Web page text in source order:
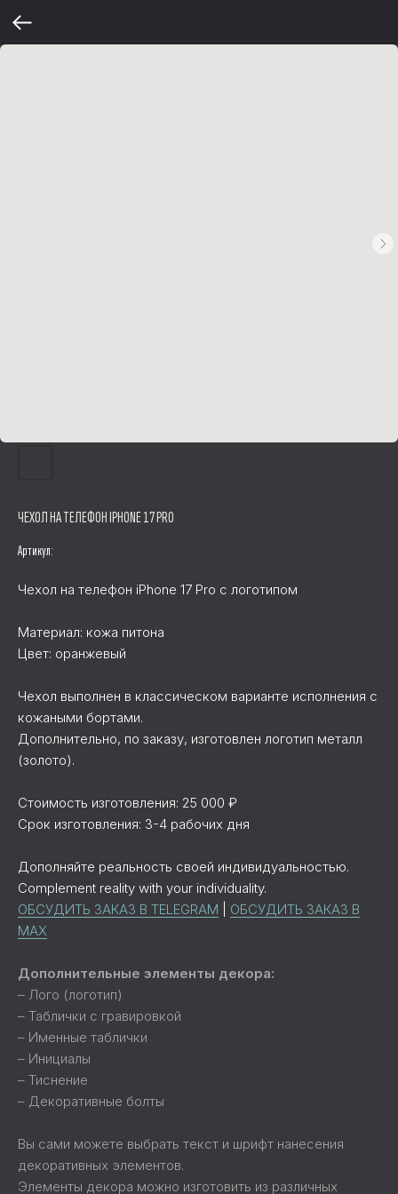
ЧЕХОЛ НА ТЕЛЕФОН IPHONE 17 PRO
Артикул:
Чехол на телефон iPhone 17 Pro с логотипом
Материал: кожа питона
Цвет: оранжевый
Чехол выполнен в классическом варианте исполнения с
кожаными бортами.
Дополнительно, по заказу, изготовлен логотип металл
(золото).
Стоимость изготовления: 25 000 ₽
Срок изготовления: 3-4 рабочих дня
Дополняйте реальность своей индивидуальностью.
Complement reality with your individuality.
ОБСУДИТЬ ЗАКАЗ В TELEGRAM
ОБСУДИТЬ ЗАКАЗ В
MAX
Дополнительные элементы декора:
– Лого (логотип)
– Таблички с гравировкой
– Именные таблички
– Инициалы
– Тиснение
– Декоративные болты
Вы сами можете выбрать текст и шрифт нанесения
декоративных элементов.
Элементы декора можно изготовить из различных